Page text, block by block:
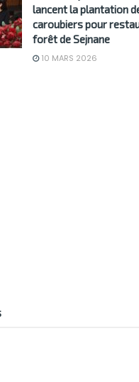
lancent la plantation
caroubiers pour
forêt de Sejnane
10 MARS 2026